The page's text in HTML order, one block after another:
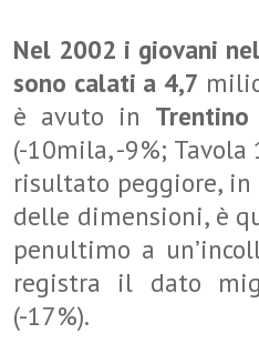
Nel 2002 i giovani
sono calati a 4,7
è avuto in Trentino
(-10mila, -9%;
risultato peggiore,
delle dimensioni, è
penultimo a
registra il dato
(-17%).